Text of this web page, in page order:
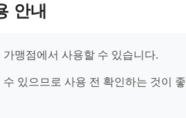
안내
맹점에서 사용할 수 있습니다.
있으므로 사용 전 확인하는 것이 좋